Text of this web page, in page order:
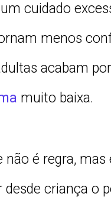
cuidado
menos
acabam
muito baixa.
não é regra, mas
desde criança o